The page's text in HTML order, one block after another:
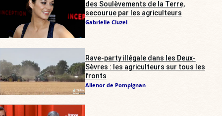
des Soulèvements de la Terre,
secourue par les agriculteurs
Gabrielle Cluzel
Rave-party illégale dans les Deux-
Sèvres : les agriculteurs sur tous les
fronts
Alienor de Pompignan